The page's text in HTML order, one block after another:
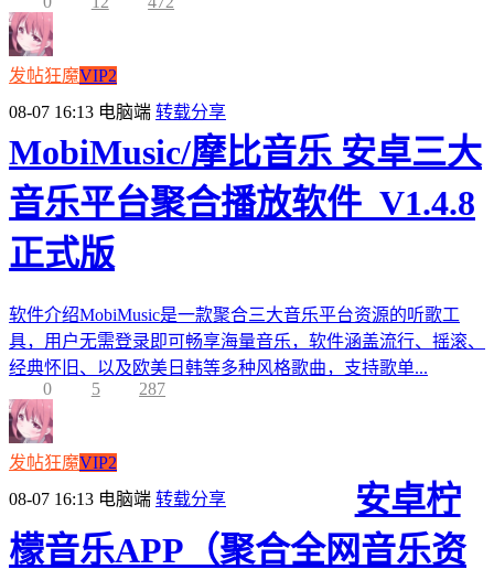
发帖狂魔VIP2
08-07 16:13 电脑端 转载分享
MobiMusic/摩比音乐 安卓三大
音乐平台聚合播放软件_V1.4.8
正式版
软件介绍MobiMusic是一款聚合三大音乐平台资源的听歌工
具，用户无需登录即可畅享海量音乐，软件涵盖流行、摇滚、
经典怀旧、以及欧美日韩等多种风格歌曲，支持歌单...
0
5 287
发帖狂魔VIP2
08-07 16:13 电脑端 转载分享
安卓柠
檬音乐APP（聚合全网音乐资